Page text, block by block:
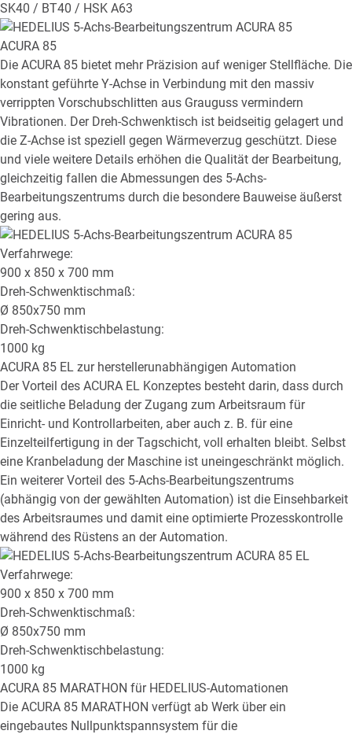
SK40 / BT40 / HSK A63
ACURA 85
Die ACURA 85 bietet mehr Präzision auf weniger Stellfläche. Die
konstant geführte Y-Achse in Verbindung mit den massiv
verrippten Vorschubschlitten aus Grauguss vermindern
Vibrationen. Der Dreh-Schwenktisch ist beidseitig gelagert und
die Z-Achse ist speziell gegen Wärmeverzug geschützt. Diese
und viele weitere Details erhöhen die Qualität der Bearbeitung,
gleichzeitig fallen die Abmessungen des 5-Achs-
Bearbeitungszentrums durch die besondere Bauweise äußerst
gering aus.
Verfahrwege:
900 x 850 x 700 mm
Dreh-Schwenktischmaß:
Ø 850x750 mm
Dreh-Schwenktischbelastung:
1000 kg
ACURA 85 EL zur herstellerunabhängigen Automation
Der Vorteil des ACURA EL Konzeptes besteht darin, dass durch
die seitliche Beladung der Zugang zum Arbeitsraum für
Einricht- und Kontrollarbeiten, aber auch z. B. für eine
Einzelteilfertigung in der Tagschicht, voll erhalten bleibt. Selbst
eine Kranbeladung der Maschine ist uneingeschränkt möglich.
Ein weiterer Vorteil des 5-Achs-Bearbeitungszentrums
(abhängig von der gewählten Automation) ist die Einsehbarkeit
des Arbeitsraumes und damit eine optimierte Prozesskontrolle
während des Rüstens an der Automation.
Verfahrwege:
900 x 850 x 700 mm
Dreh-Schwenktischmaß:
Ø 850x750 mm
Dreh-Schwenktischbelastung:
1000 kg
ACURA 85 MARATHON für HEDELIUS-Automationen
Die ACURA 85 MARATHON verfügt ab Werk über ein
eingebautes Nullpunktspannsystem für die